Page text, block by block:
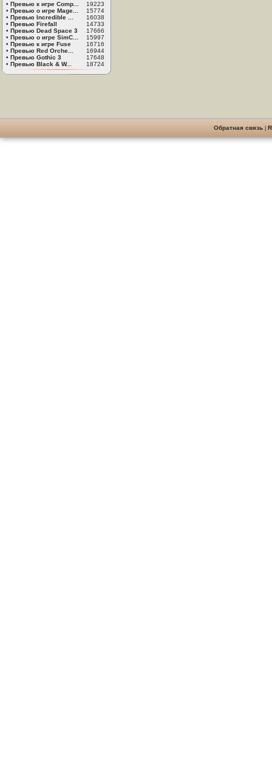
• Превью к игре Comp...
19223
• Превью о игре Mage...
15774
• Превью Incredible ...
16038
• Превью Firefall
14733
• Превью Dead Space 3
17666
• Превью о игре SimC...
15997
• Превью к игре Fuse
16716
• Превью Red Orche...
16944
• Превью Gothic 3
17648
• Превью Black & W... 18724
Обратная связь